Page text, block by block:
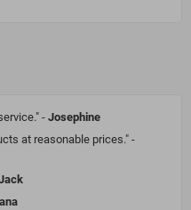
- Josephine
at reasonable prices." -